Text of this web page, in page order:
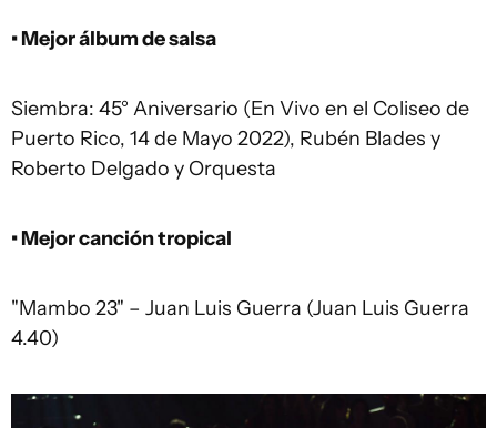
• Mejor álbum de salsa
Siembra: 45° Aniversario (En Vivo en el Coliseo de
Puerto Rico, 14 de Mayo 2022), Rubén Blades y
Roberto Delgado y Orquesta
• Mejor canción tropical
"Mambo 23" – Juan Luis Guerra (Juan Luis Guerra
4.40)